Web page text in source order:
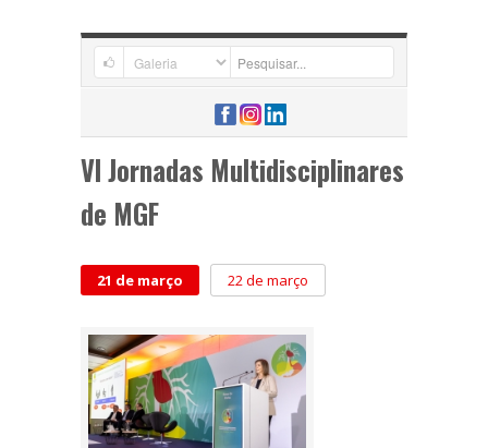
VI Jornadas Multidisciplinares
de MGF
21 de março 22 de março